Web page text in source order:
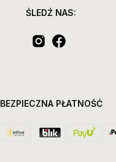
ŚLEDŹ NAS:
BEZPIECZNA PŁATNOŚĆ